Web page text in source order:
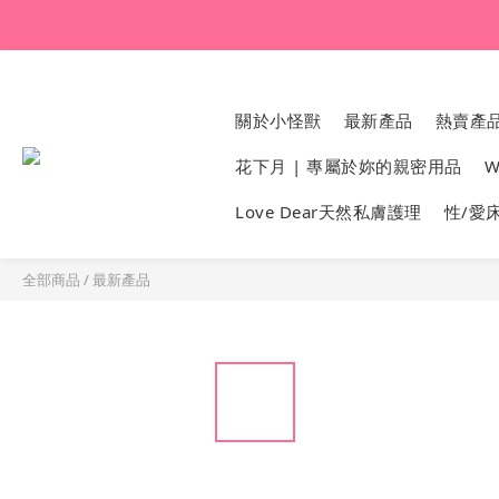
關於小怪獸 最新產品 熱賣產
花下月 | 專屬於妳的親密用品
Love Dear天然私膚護理 性/愛
全部商品 /最新產品